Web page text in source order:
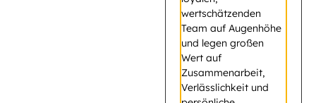
wertschätzenden
Team auf Augenhöhe
und legen großen
Wert auf
Zusammenarbeit,
Verlässlichkeit und